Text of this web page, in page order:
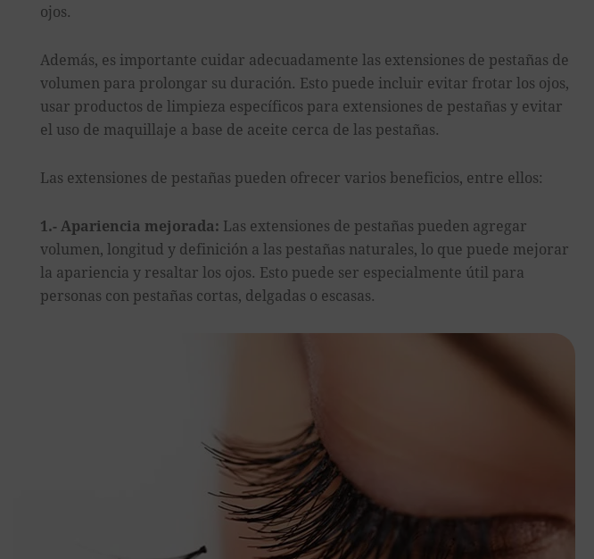
ojos.
Además, es importante cuidar adecuadamente las extensiones de pestañas de
volumen para prolongar su duración. Esto puede incluir evitar frotar los ojos,
usar productos de limpieza específicos para extensiones de pestañas y evitar
el uso de maquillaje a base de aceite cerca de las pestañas.
Las extensiones de pestañas pueden ofrecer varios beneficios, entre ellos:
1.- Apariencia mejorada: Las extensiones de pestañas pueden agregar
volumen, longitud y definición a las pestañas naturales, lo que puede mejorar
la apariencia y resaltar los ojos. Esto puede ser especialmente útil para
personas con pestañas cortas, delgadas o escasas.